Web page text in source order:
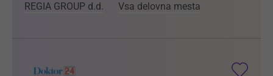
REGIA GROUP d.d. Vsa delovna mesta